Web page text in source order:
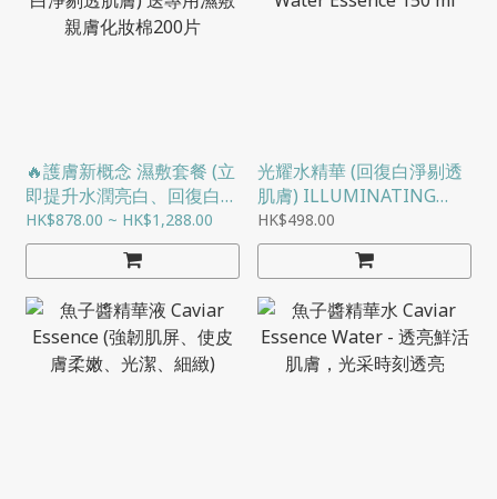
🔥護膚新概念 濕敷套餐 (立
即提升水潤亮白、回復白淨
剔透肌膚) 送專用濕敷親膚
化妝棉200片
HK$878.00 ~ HK$1,288.00
光耀水精華 (回復白淨剔透
肌膚) ILLUMINATING
WATER ESSENCE 150 ML
HK$498.00